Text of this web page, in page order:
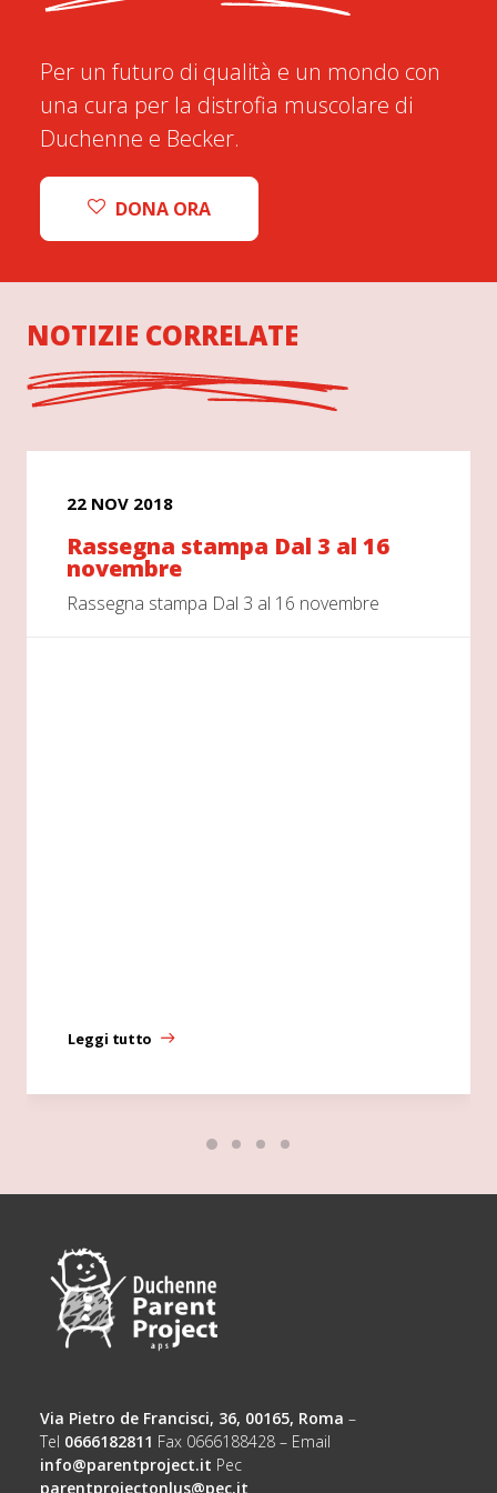
Per un futuro di qualità e un mondo con
una cura per la distrofia muscolare di
Duchenne e Becker.
DONA ORA
NOTIZIE CORRELATE
22 NOV 2018
Rassegna stampa Dal 3 al 16
novembre
Rassegna stampa Dal 3 al 16 novembre
Leggi tutto
Via Pietro de Francisci, 36, 00165, Roma –
Tel 0666182811 Fax 0666188428 – Email
info@parentproject.it Pec
parentprojectonlus@pec.it